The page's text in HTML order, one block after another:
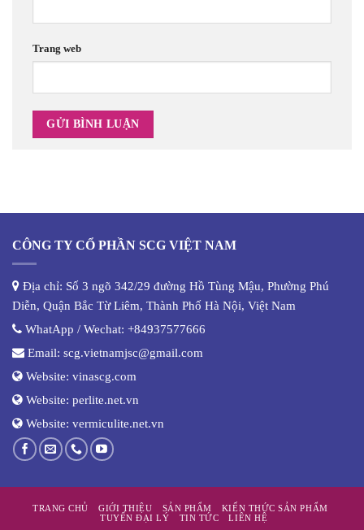
Trang web
CÔNG TY CỔ PHẦN SCG VIỆT NAM
Địa chỉ: Số 3 ngõ 342/29 đường Hồ Tùng Mậu, Phường Phú
Diễn, Quận Bắc Từ Liêm, Thành Phố Hà Nội, Việt Nam
WhatApp / Wechat: +84937577666
Email: scg.vietnamjsc@gmail.com
Website: vinascg.com
Website: perlite.net.vn
Website: vermiculite.net.vn
TRANG CHỦ GIỚI THIỆU SẢN PHẨM
KIẾN THỨC SẢN PHẨM
TUYỂN ĐẠI LÝ
TIN TỨC LIÊN HỆ